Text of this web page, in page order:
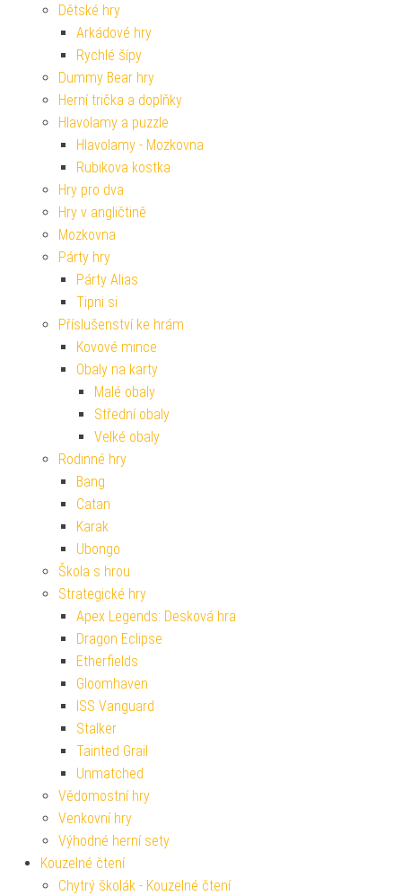
Dětské hry
Arkádové hry
Rychlé šípy
Dummy Bear hry
Herní trička a doplňky
Hlavolamy a puzzle
Hlavolamy - Mozkovna
Rubikova kostka
Hry pro dva
Hry v angličtině
Mozkovna
Párty hry
Párty Alias
Tipni si
Příslušenství ke hrám
Kovové mince
Obaly na karty
Malé obaly
Střední obaly
Velké obaly
Rodinné hry
Bang
Catan
Karak
Ubongo
Škola s hrou
Strategické hry
Apex Legends: Desková hra
Dragon Eclipse
Etherfields
Gloomhaven
ISS Vanguard
Stalker
Tainted Grail
Unmatched
Vědomostní hry
Venkovní hry
Výhodné herní sety
Kouzelné čtení
Chytrý školák - Kouzelné čtení